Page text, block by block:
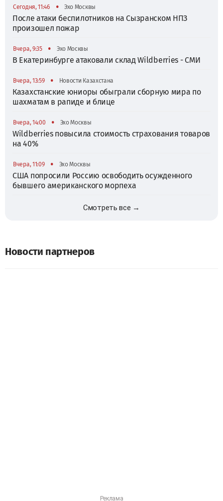
Сегодня, 11:46 • Эхо Москвы
После атаки беспилотников на Сызранском НПЗ
произошел пожар
Вчера, 9:35 • Эхо Москвы
В Екатеринбурге атаковали склад Wildberries - СМИ
Вчера, 13:59 • Новости Казахстана
Казахстанские юниоры обыграли сборную мира по
шахматам в рапиде и блице
Вчера, 14:00 • Эхо Москвы
Wildberries повысила стоимость страхования товаров
на 40%
Вчера, 11:09 • Эхо Москвы
США попросили Россию освободить осужденного
бывшего американского морпеха
Смотреть все →
Новости партнеров